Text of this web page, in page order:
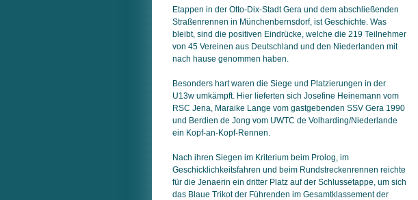
Etappen in der Otto-Dix-Stadt Gera und dem abschließenden
Straßenrennen in Münchenbernsdorf, ist Geschichte. Was
bleibt, sind die positiven Eindrücke, welche die 219 Teilnehmer
von 45 Vereinen aus Deutschland und den Niederlanden mit
nach hause genommen haben.
Besonders hart waren die Siege und Platzierungen in der
U13w umkämpft. Hier lieferten sich Josefine Heinemann vom
RSC Jena, Maraike Lange vom gastgebenden SSV Gera 1990
und Berdien de Jong vom UWTC de Volharding/Niederlande
ein Kopf-an-Kopf-Rennen.
Nach ihren Siegen im Kriterium beim Prolog, im
Geschicklichkeitsfahren und beim Rundstreckenrennen reichte
für die Jenaerin ein dritter Platz auf der Schlussetappe, um sich
das Blaue Trikot der Führenden im Gesamtklassement der